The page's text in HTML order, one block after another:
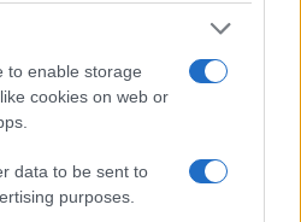
to enable storage
cookies on web or
data to be sent to
purposes.
την ειδησεογραφία και τα